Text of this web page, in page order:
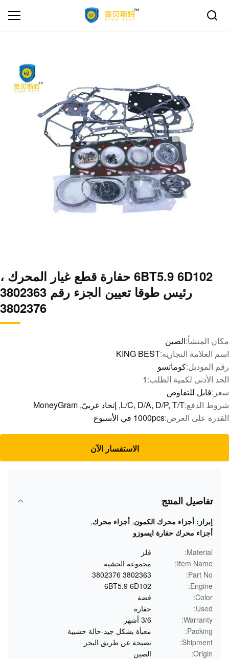
6BT5.9 6D102 حفارة قطع غيار المحرك ،
رئيس طوقا تعيين الجزء رقم 3802363
3802376
مكان المنشأ:الصين
اسم العلامة التجارية:KING BEST
رقم الموديل:كوماتسو
الحد الأدنى لكمية الطلب:1
سعر:قابل للتفاوض
شروط الدفع:L/C, D/A, D/P, T/T, إتحاد غربيّ, MoneyGram
القدرة على العرض:1000pcs في الأسبوع
الاستفسار الآن
تفاصيل المنتج
إبراز: أجزاء محرك الكمون, أجزاء محرك,
أجزاء محرك حفارة ايسوزو
Material:
فلز
Item Name:
مجموعة الحشية
Part No:
3802363 3802376
Engine:
6BT5.9 6D102
Color:
فضة
Used:
حفارة
Warranty:
3/6 أشهر
Packing:
معبأة بشكل جيد-حالة خشبية
Shipment:
نصيحة عن طريق البحر
Origin:
الصين